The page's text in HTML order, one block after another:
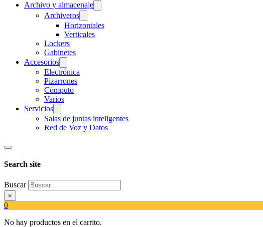
Archivo y almacenaje
Archiveros
Horizontales
Verticales
Lockers
Gabinetes
Accesorios
Electrónica
Pizarrones
Cómputo
Varios
Servicios
Salas de juntas inteligentes
Red de Voz y Datos
Search site
Buscar
×
0
No hay productos en el carrito.